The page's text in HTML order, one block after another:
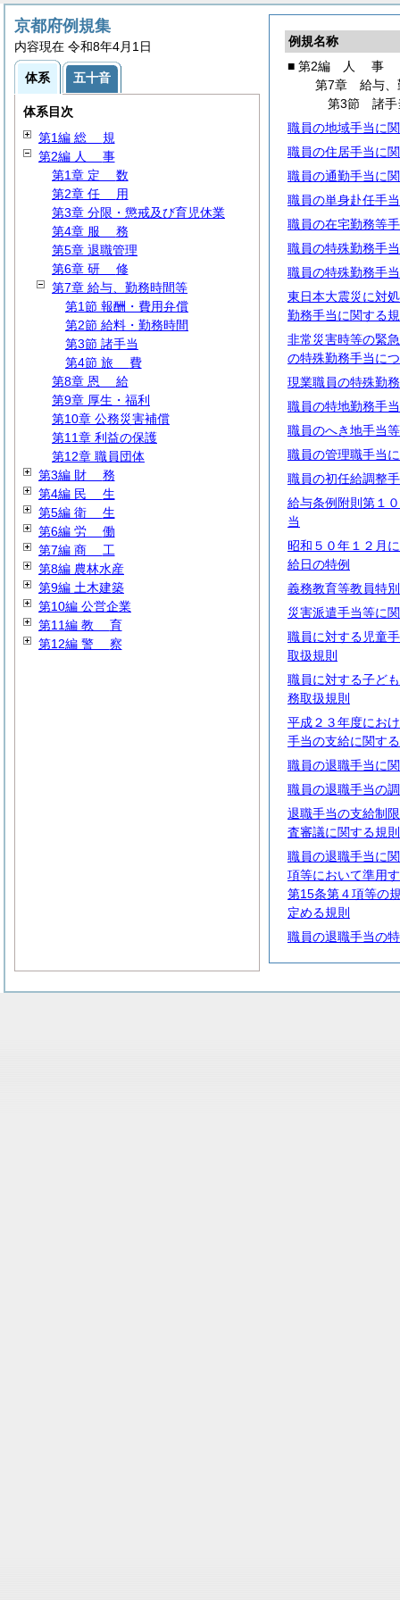
例規名称
■ 第2編
人 事
第7章 給与、
第3節 諸手
職員の地域手当に
職員の住居手当に
職員の通勤手当に
職員の単身赴任手
職員の在宅勤務等
職員の特殊勤務手
職員の特殊勤務手
東日本大震災に対
勤務手当に関する
非常災害時等の緊
の特殊勤務手当に
現業職員の特殊勤
職員の特地勤務手
職員のへき地手当
職員の管理職手当
職員の初任給調整
給与条例附則第１
当
昭和５０年１２月
給日の特例
義務教育等教員特
災害派遣手当等に
職員に対する児童
取扱規則
職員に対する子ど
務取扱規則
平成２３年度にお
手当の支給に関す
職員の退職手当に
職員の退職手当の
退職手当の支給制
査審議に関する規則
職員の退職手当に
項等において準用
第15条第４項等の
定める規則
職員の退職手当の
京都府例規集
内容現在 令和8年4月1日
体系 五十音
体系目次
第1編 総 規
第2編 人 事
第1章 定 数
第2章 任
用
第3章 分限・懲戒及び育児休業
第4章 服 務
第5章 退職管理
第6章 研 修
第7章 給与、勤務時間等
第1節 報酬・費用弁償
第2節 給料・勤務時間
第3節 諸手当
第4節 旅 費
第8章 恩 給
第9章 厚生・福利
第10章 公務災害補償
第11章 利益の保護
第12章 職員団体
第3編 財 務
第4編 民 生
第5編 衛 生
第6編 労 働
第7編 商 工
第8編 農林水産
第9編 土木建築
第10編 公営企業
第11編 教 育
第12編 警 察